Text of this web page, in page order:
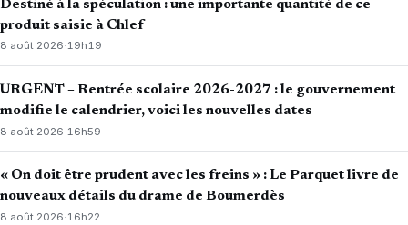
Destiné à la spéculation : une importante quantité de ce
produit saisie à Chlef
8 août 2026·19h19
URGENT – Rentrée scolaire 2026-2027 : le gouvernement
modifie le calendrier, voici les nouvelles dates
8 août 2026· 16h59
« On doit être prudent avec les freins » : Le Parquet livre de
nouveaux détails du drame de Boumerdès
8 août 2026·16h22